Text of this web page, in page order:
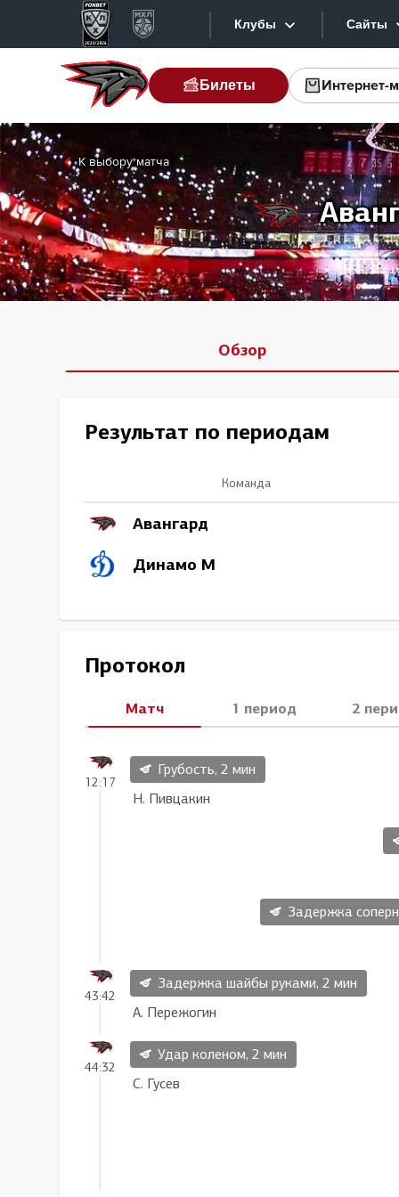
Клубы
Конференция «Запад»
Дивизион Боброва
СКА
Спартак
Торпедо
ХК Сочи
Динамо М
Северсталь
Сайты
Билеты Интернет-
К выбору матча
Обзор
Результат по периодам
Команда
Авангард
Динамо М
Протокол
Матч 1 период 2
12:17
Грубость, 2 мин
Н. Пивцакин
Задержка
43:42
Задержка шайбы руками, 2 мин
А. Пережогин
44:32
Удар коленом, 2 мин
С. Гусев